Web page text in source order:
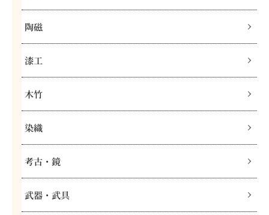
陶磁
漆工
木竹
染織
考古・鏡
武器・武具